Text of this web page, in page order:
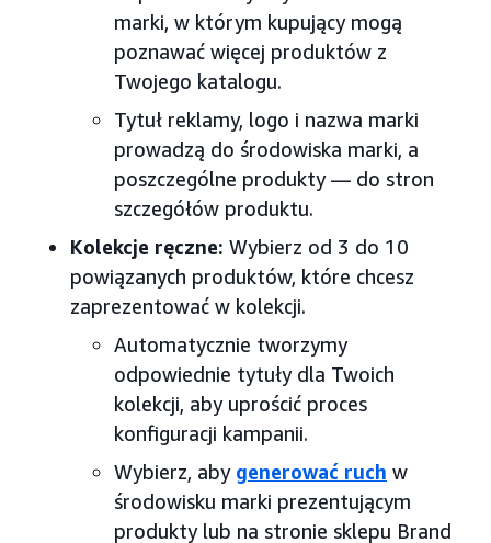
marki, w którym kupujący mogą
poznawać więcej produktów z
Twojego katalogu.
Tytuł reklamy, logo i nazwa marki
prowadzą do środowiska marki, a
poszczególne produkty — do stron
szczegółów produktu.
Kolekcje ręczne: Wybierz od 3 do 10
powiązanych produktów, które chcesz
zaprezentować w kolekcji.
Automatycznie tworzymy
odpowiednie tytuły dla Twoich
kolekcji, aby uprościć proces
konfiguracji kampanii.
Wybierz, aby generować ruch w
środowisku marki prezentującym
produkty lub na stronie sklepu Brand